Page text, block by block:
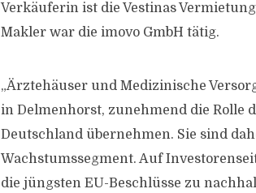
Verkäuferin ist die Vestinas
Makler war die imovo GmbH tätig.
„Ärztehäuser und Medizinische
in Delmenhorst, zunehmend die
Deutschland übernehmen. Sie sind
Wachstumssegment. Auf
die jüngsten EU-Beschlüsse zu